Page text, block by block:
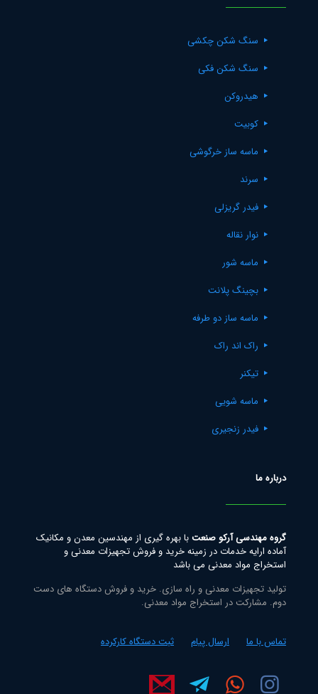
سنگ شکن چکشی
سنگ شکن فکی
هیدروکن
کوبیت
ماسه ساز خرگوشی
سرند
فیدر گریزلی
نوار نقاله
ماسه شور
بچینگ پلانت
ماسه ساز دو طرفه
راک اند راک
تیکنر
ماسه شویی
فیدر زنجیری
درباره ما
گروه مهندسی آرکو صنعتبا بهره گیری از مهندسین معدن و مکانیک
آماده ارایه خدمات در زمینه خرید و فروش تجهیزات معدنی و
استخراج مواد معدنی می باشد
تولید تجهیزات معدنی و راه سازی. خرید و فروش دستگاه های دست
دوم. مشارکت در استخراج مواد معدنی.
تماس با ما ارسال پیام ثبت دستگاه کارکرده